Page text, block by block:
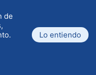
de
Lo entiendo